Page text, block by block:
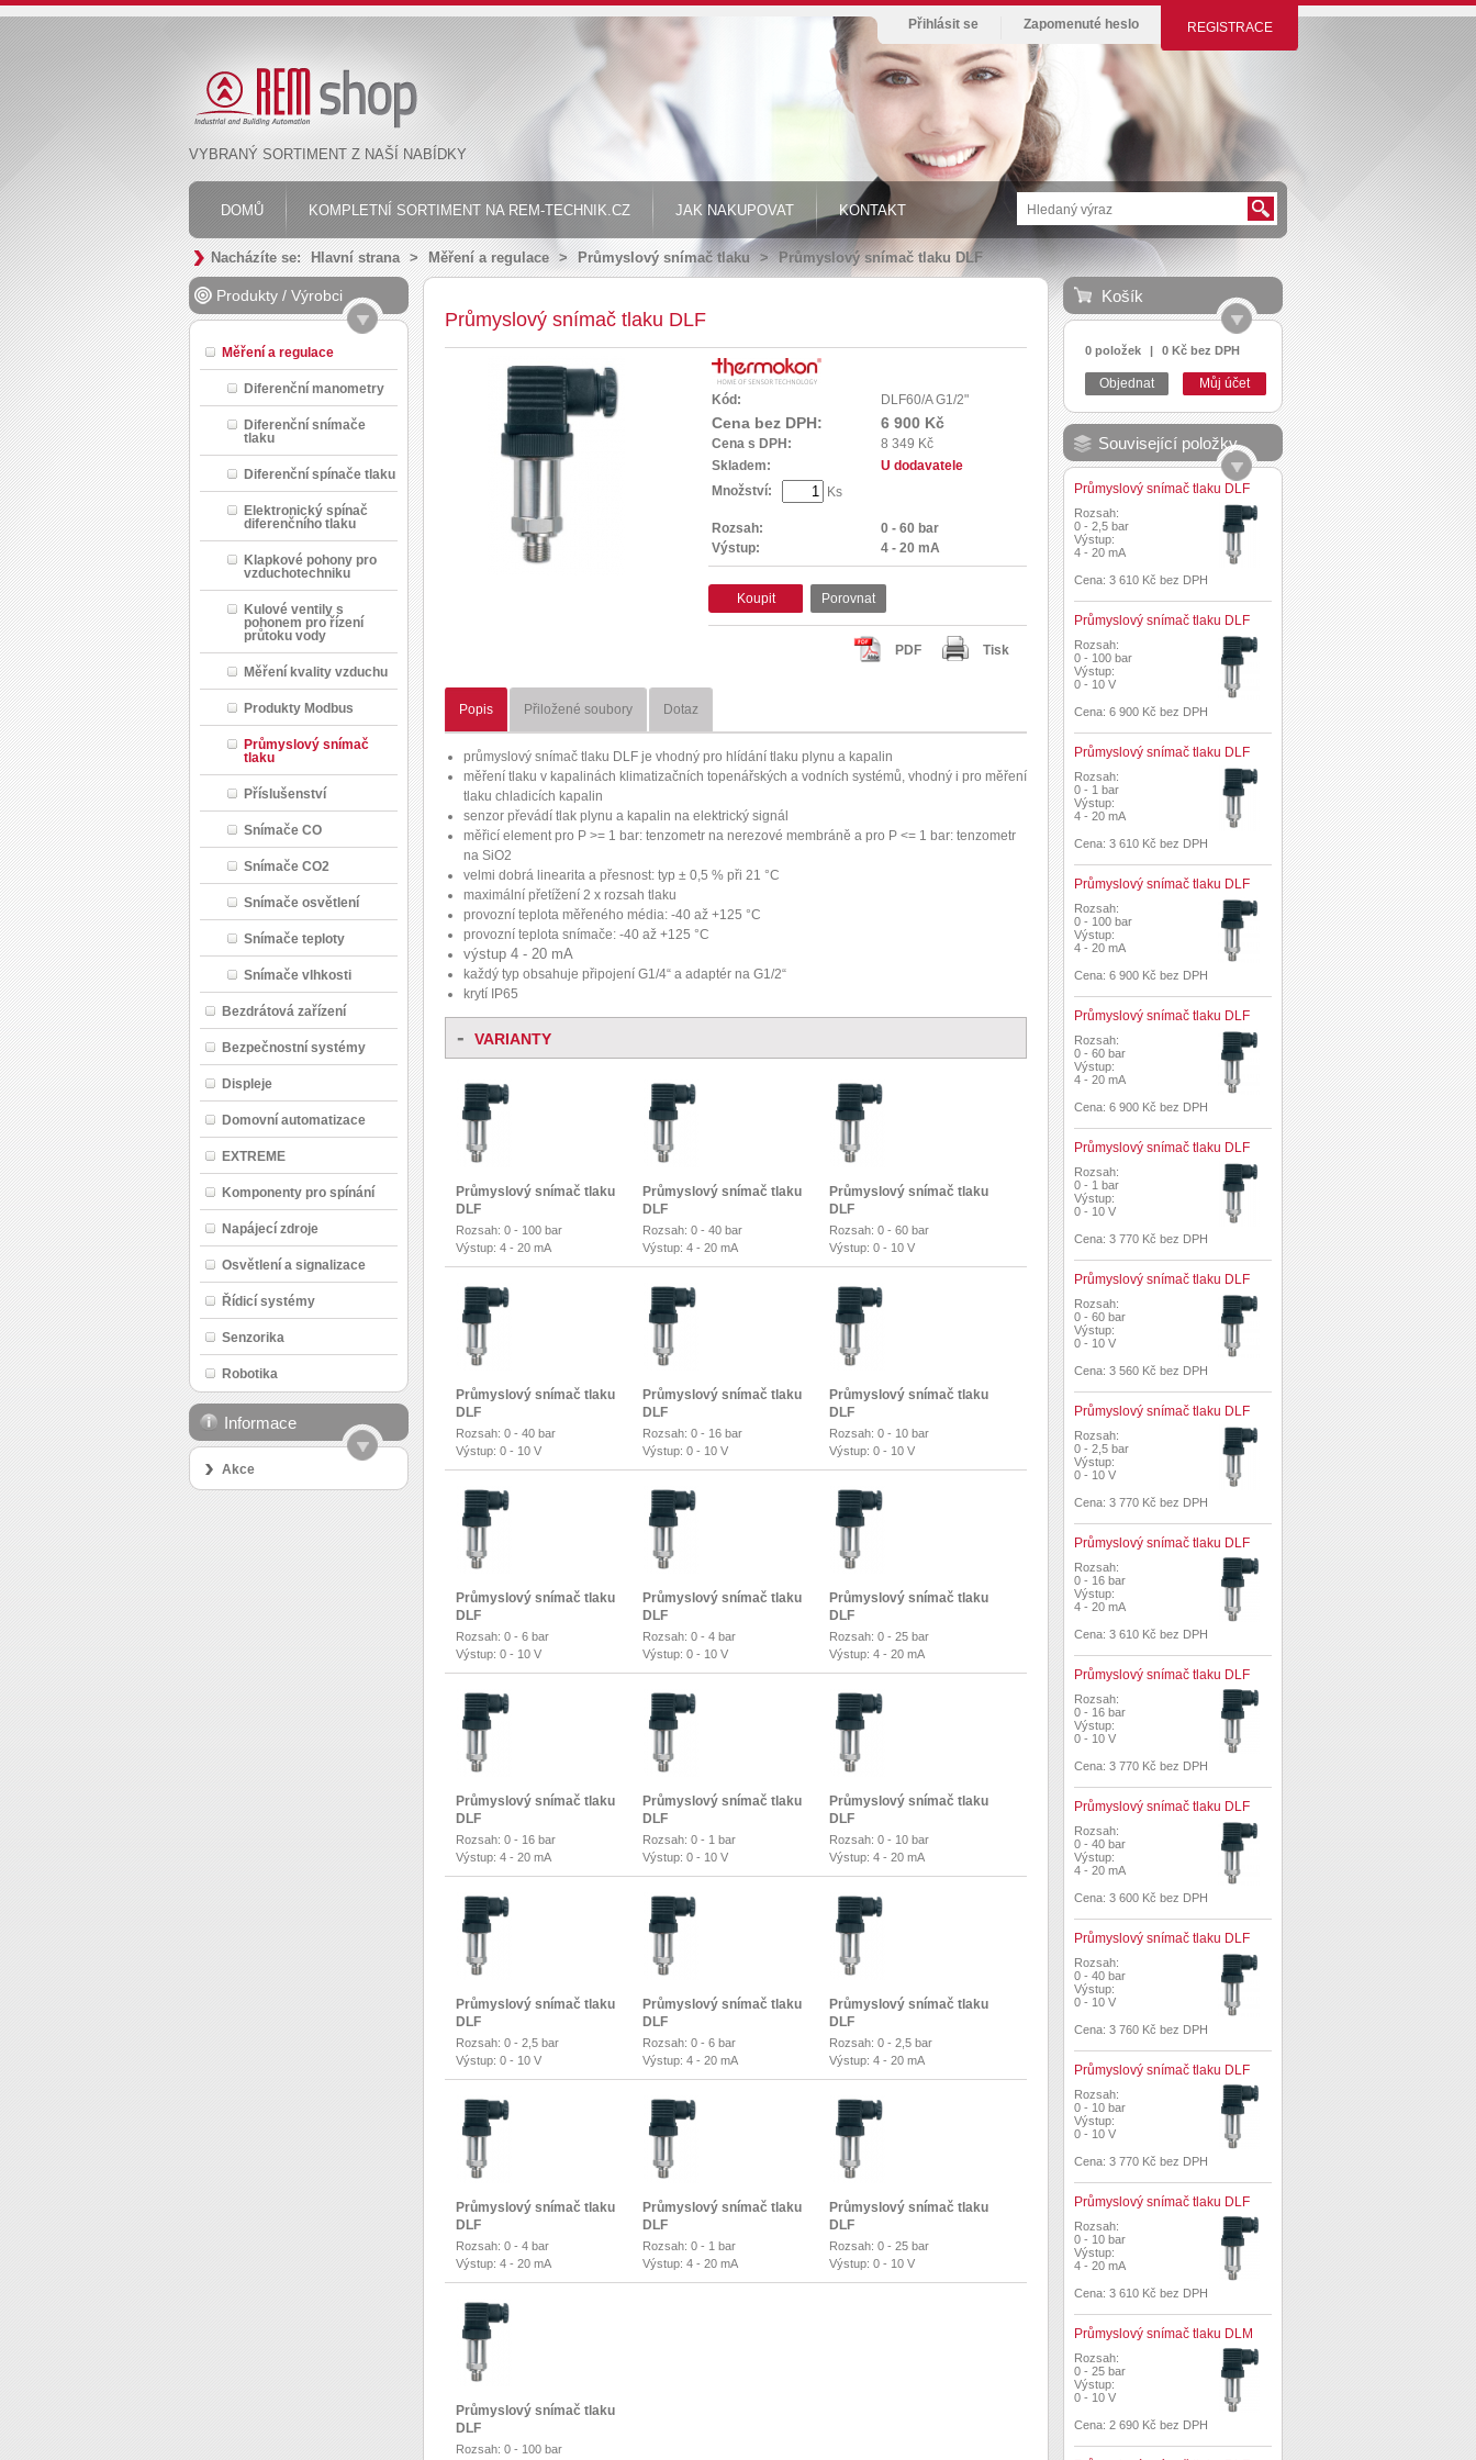
REGISTRACE
Přihlásit se Zapomenuté heslo
VYBRANÝ SORTIMENT Z NAŠÍ NABÍDKY
DOMŮ KOMPLETNÍ SORTIMENT NA REM-TECHNIK.CZ JAK NAKUPOVAT KONTAKT
Nacházíte se: Hlavní strana > Měření a regulace > Průmyslový snímač tlaku > Průmyslový snímač tlaku DLF
Produkty / Výrobci
Měření a regulace
Diferenční manometry
Diferenční snímače
tlaku
Diferenční spínače tlaku
Elektronický spínač
diferenčního tlaku
Klapkové pohony pro
vzduchotechniku
Kulové ventily s
pohonem pro řízení
průtoku vody
Měření kvality vzduchu
Produkty Modbus
Průmyslový snímač
tlaku
Příslušenství
Snímače CO
Snímače CO2
Snímače osvětlení
Snímače teploty
Snímače vlhkosti
Bezdrátová zařízení
Bezpečnostní systémy
Displeje
Domovní automatizace
EXTREME
Komponenty pro spínání
Napájecí zdroje
Osvětlení a signalizace
Řídicí systémy
Senzorika
Robotika
Informace
Akce
Průmyslový snímač tlaku DLF
Kód: DLF60/A G1/2"
Cena bez DPH: 6 900 Kč
Cena s DPH:
8 349 Kč
Skladem:
U dodavatele
Množství:
Ks
Rozsah:
0 - 60 bar
Výstup:
4 - 20 mA
Koupit Porovnat
Tisk
PDF
Popis Přiložené soubory Dotaz
průmyslový snímač tlaku DLF je vhodný pro hlídání tlaku plynu a kapalin
měření tlaku v kapalinách klimatizačních topenářských a vodních systémů, vhodný i pro měření
tlaku chladicích kapalin
senzor převádí tlak plynu a kapalin na elektrický signál
měřicí element pro P >= 1 bar: tenzometr na nerezové membráně a pro P <= 1 bar: tenzometr
na SiO2
velmi dobrá linearita a přesnost: typ ± 0,5 % při 21 °C
maximální přetížení 2 x rozsah tlaku
provozní teplota měřeného média: -40 až +125 °C
provozní teplota snímače: -40 až +125 °C
výstup 4 - 20 mA
každý typ obsahuje připojení G1/4“ a adaptér na G1/2“
krytí IP65
- VARIANTY
Průmyslový snímač tlaku
DLF
Rozsah: 0 - 100 bar
Výstup: 4 - 20 mA
Průmyslový snímač tlaku
DLF
Rozsah: 0 - 40 bar
Výstup: 4 - 20 mA
Průmyslový snímač tlaku
DLF
Rozsah: 0 - 60 bar
Výstup: 0 - 10 V
Průmyslový snímač tlaku
DLF
Rozsah: 0 - 40 bar
Výstup: 0 - 10 V
Průmyslový snímač tlaku
DLF
Rozsah: 0 - 16 bar
Výstup: 0 - 10 V
Průmyslový snímač tlaku
DLF
Rozsah: 0 - 10 bar
Výstup: 0 - 10 V
Průmyslový snímač tlaku
DLF
Rozsah: 0 - 6 bar
Výstup: 0 - 10 V
Průmyslový snímač tlaku
DLF
Rozsah: 0 - 4 bar
Výstup: 0 - 10 V
Průmyslový snímač tlaku
DLF
Rozsah: 0 - 25 bar
Výstup: 4 - 20 mA
Průmyslový snímač tlaku
DLF
Rozsah: 0 - 16 bar
Výstup: 4 - 20 mA
Průmyslový snímač tlaku
DLF
Rozsah: 0 - 1 bar
Výstup: 0 - 10 V
Průmyslový snímač tlaku
DLF
Rozsah: 0 - 10 bar
Výstup: 4 - 20 mA
Průmyslový snímač tlaku
DLF
Rozsah: 0 - 2,5 bar
Výstup: 0 - 10 V
Průmyslový snímač tlaku
DLF
Rozsah: 0 - 6 bar
Výstup: 4 - 20 mA
Průmyslový snímač tlaku
DLF
Rozsah: 0 - 2,5 bar
Výstup: 4 - 20 mA
Průmyslový snímač tlaku
DLF
Rozsah: 0 - 4 bar
Výstup: 4 - 20 mA
Průmyslový snímač tlaku
DLF
Rozsah: 0 - 1 bar
Výstup: 4 - 20 mA
Průmyslový snímač tlaku
DLF
Rozsah: 0 - 25 bar
Výstup: 0 - 10 V
Průmyslový snímač tlaku
DLF
Rozsah: 0 - 100 bar
Košík
0 položek | 0 Kč bez DPH
Objednat Můj účet
Související položky
Průmyslový snímač tlaku DLF
Rozsah:
0 - 2,5 bar
Výstup:
4 - 20 mA
Cena: 3 610 Kč bez DPH
Průmyslový snímač tlaku DLF
Rozsah:
0 - 100 bar
Výstup:
0 - 10 V
Cena: 6 900 Kč bez DPH
Průmyslový snímač tlaku DLF
Rozsah:
0 - 1 bar
Výstup:
4 - 20 mA
Cena: 3 610 Kč bez DPH
Průmyslový snímač tlaku DLF
Rozsah:
0 - 100 bar
Výstup:
4 - 20 mA
Cena: 6 900 Kč bez DPH
Průmyslový snímač tlaku DLF
Rozsah:
0 - 60 bar
Výstup:
4 - 20 mA
Cena: 6 900 Kč bez DPH
Průmyslový snímač tlaku DLF
Rozsah:
0 - 1 bar
Výstup:
0 - 10 V
Cena: 3 770 Kč bez DPH
Průmyslový snímač tlaku DLF
Rozsah:
0 - 60 bar
Výstup:
0 - 10 V
Cena: 3 560 Kč bez DPH
Průmyslový snímač tlaku DLF
Rozsah:
0 - 2,5 bar
Výstup:
0 - 10 V
Cena: 3 770 Kč bez DPH
Průmyslový snímač tlaku DLF
Rozsah:
0 - 16 bar
Výstup:
4 - 20 mA
Cena: 3 610 Kč bez DPH
Průmyslový snímač tlaku DLF
Rozsah:
0 - 16 bar
Výstup:
0 - 10 V
Cena: 3 770 Kč bez DPH
Průmyslový snímač tlaku DLF
Rozsah:
0 - 40 bar
Výstup:
4 - 20 mA
Cena: 3 600 Kč bez DPH
Průmyslový snímač tlaku DLF
Rozsah:
0 - 40 bar
Výstup:
0 - 10 V
Cena: 3 760 Kč bez DPH
Průmyslový snímač tlaku DLF
Rozsah:
0 - 10 bar
Výstup:
0 - 10 V
Cena: 3 770 Kč bez DPH
Průmyslový snímač tlaku DLF
Rozsah:
0 - 10 bar
Výstup:
4 - 20 mA
Cena: 3 610 Kč bez DPH
Průmyslový snímač tlaku DLM
Rozsah:
0 - 25 bar
Výstup:
0 - 10 V
Cena: 2 690 Kč bez DPH